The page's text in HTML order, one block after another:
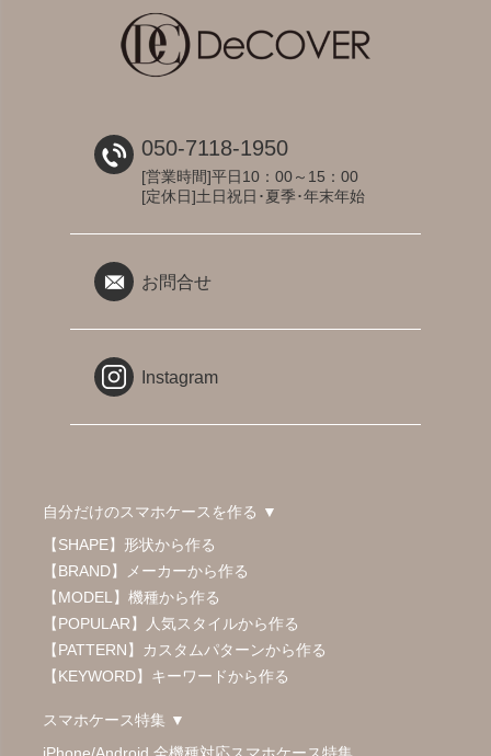
050-7118-1950
[営業時間]平日10：00～15：00
[定休日]土日祝日･夏季･年末年始
お問合せ
Instagram
自分だけのスマホケースを作る ▼
【SHAPE】形状から作る
【BRAND】メーカーから作る
【MODEL】機種から作る
【POPULAR】人気スタイルから作る
【PATTERN】カスタムパターンから作る
【KEYWORD】キーワードから作る
スマホケース特集 ▼